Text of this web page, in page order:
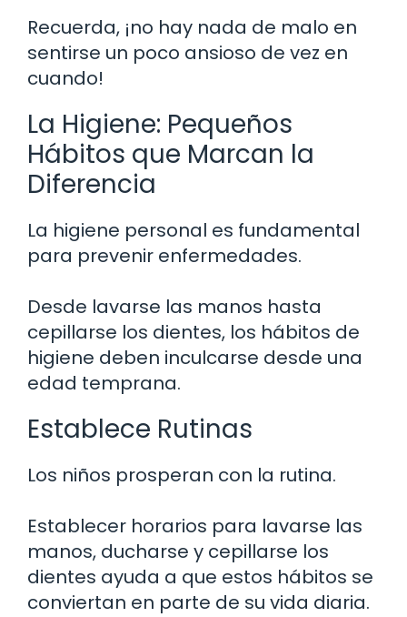
Recuerda, ¡no hay nada de malo en
sentirse un poco ansioso de vez en
cuando!
La Higiene: Pequeños
Hábitos que Marcan la
Diferencia
La higiene personal es fundamental
para prevenir enfermedades.
Desde lavarse las manos hasta
cepillarse los dientes, los hábitos de
higiene deben inculcarse desde una
edad temprana.
Establece Rutinas
Los niños prosperan con la rutina.
Establecer horarios para lavarse las
manos, ducharse y cepillarse los
dientes ayuda a que estos hábitos se
conviertan en parte de su vida diaria.